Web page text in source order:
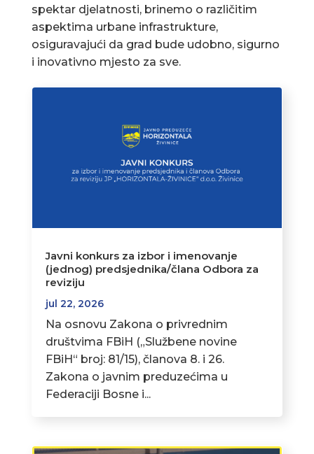
spektar djelatnosti, brinemo o različitim
aspektima urbane infrastrukture,
osiguravajući da grad bude udobno, sigurno
i inovativno mjesto za sve.
Javni konkurs za izbor i imenovanje
(jednog) predsjednika/člana Odbora za
reviziju
jul 22, 2026
Na osnovu Zakona o privrednim
društvima FBiH („Službene novine
FBiH“ broj: 81/15), članova 8. i 26.
Zakona o javnim preduzećima u
Federaciji Bosne i...